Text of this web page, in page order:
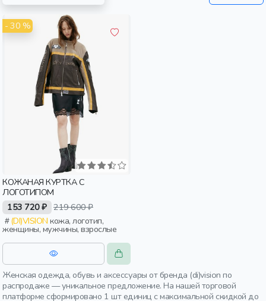
- 30 %
КОЖАНАЯ КУРТКА С
ЛОГОТИПОМ
153 720 ₽ 219 600 ₽
(DI)VISION кожа, логотип,
женщины, мужчины, взрослые
Женская одежда, обувь и аксессуары от бренда (di)vision по
распродаже — уникальное предложение. На нашей торговой
платформе сформировано 1 шт единиц с максимальной скидкой до